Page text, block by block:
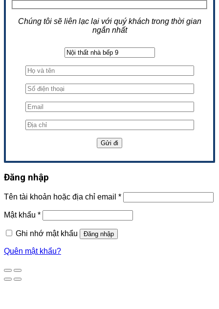
Chúng tôi sẽ liên lạc lại với quý khách trong thời gian
ngắn nhất
Đăng nhập
Tên tài khoản hoặc địa chỉ email *
Mật khẩu *
Ghi nhớ mật khẩu Đăng nhập
Quên mật khẩu?